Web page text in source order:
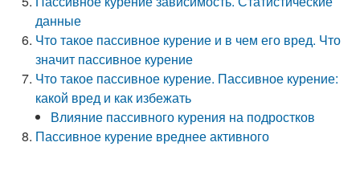
данные
Что такое пассивное курение и в чем его вред. Что
значит пассивное курение
Что такое пассивное курение. Пассивное курение:
какой вред и как избежать
Влияние пассивного курения на подростков
Пассивное курение вреднее активного